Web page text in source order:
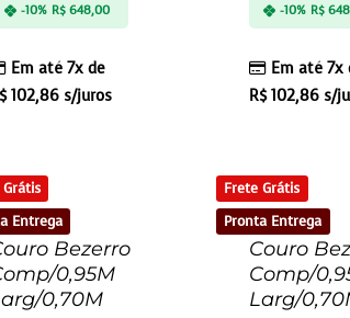
Em até 7x de
102,86 s/juros
-10% R$648,00
Em até 7x
R$102,86s/
-10% R$
Entrega
Bezerro
0,95M
0,70M
Frete Grátis
Pronta Entrega
Couro
Comp/
Larg/